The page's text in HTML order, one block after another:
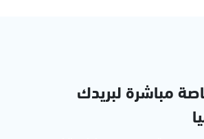
مباشرة لبريدك